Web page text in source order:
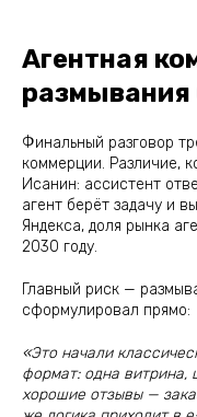
Агентная
размывания
Финальный разговор
коммерции. Различие,
Исанин: ассистент
агент берёт задачу и
Яндекса, доля рынка
2030 году.
Главный риск —
сформулировал прямо:
«Это начали
формат: одна витрина,
хорошие отзывы —